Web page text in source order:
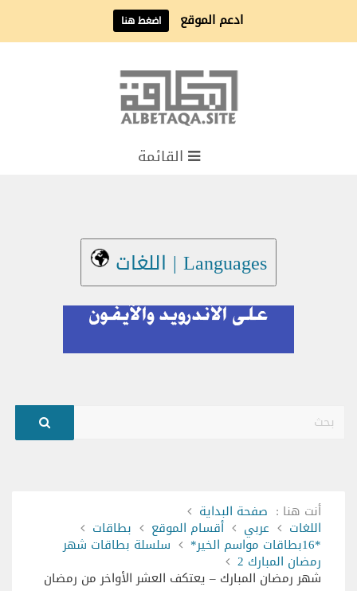
القائمة
Languages | اللغات
بحث
أنت هنا : صفحة البداية
اللغات عربي أقسام الموقع بطاقات
*16بطاقات مواسم الخير* سلسلة بطاقات شهر
رمضان المبارك 2
شهر رمضان المبارك – يعتكف العشر الأواخر من رمضان
ادعم الموقع اضغط هنا